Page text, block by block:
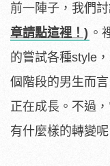
前一陣子，我們
章請點這裡！) 。
的嘗試各種style
個階段的男生而
正在成長。不過
有什麼樣的轉變